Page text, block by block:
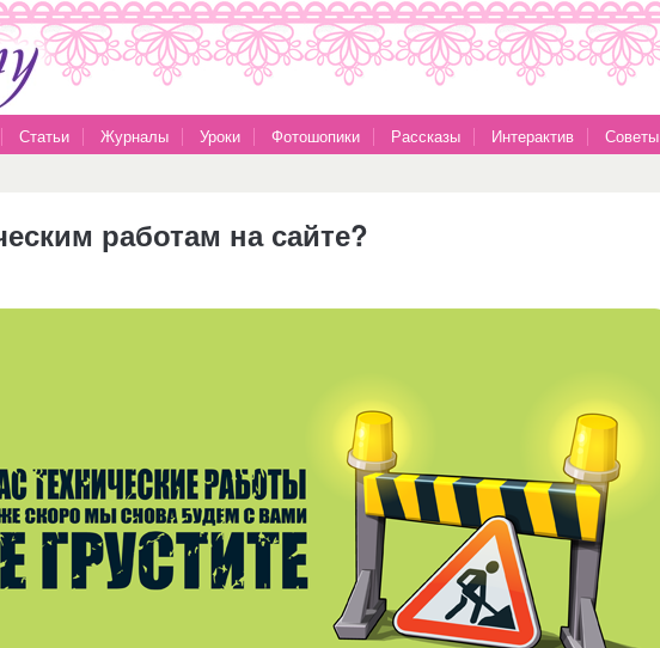
Статьи Журналы Уроки Фотошопики Рассказы Интерактив Советы
работам на сайте?